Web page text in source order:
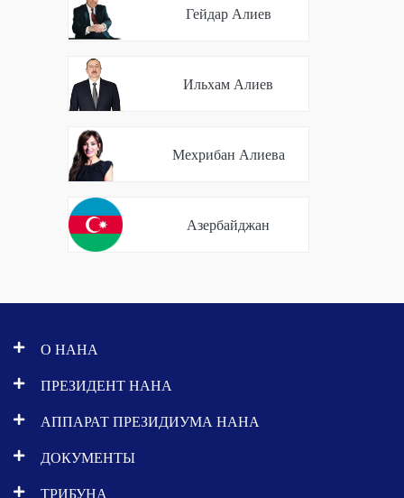
Гейдар Алиев
Ильхам Алиев
Мехрибан Алиева
Азербайджан
О НАНА
ПРЕЗИДЕНТ НАНА
АППАРАТ ПРЕЗИДИУМА НАНА
ДОКУМЕНТЫ
ТРИБУНА